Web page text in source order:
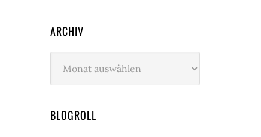
ARCHIV
BLOGROLL